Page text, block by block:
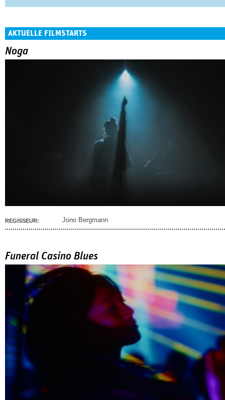
AKTUELLE FILMSTARTS
Noga
REGISSEUR: Jono Bergmann
Funeral Casino Blues